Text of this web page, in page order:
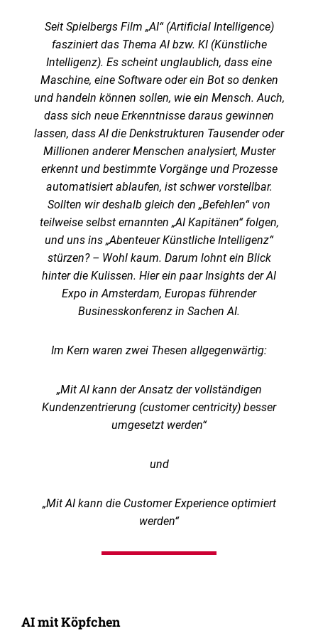
Seit Spielbergs Film „AI“ (Artificial Intelligence)
fasziniert das Thema AI bzw. KI (Künstliche
Intelligenz). Es scheint unglaublich, dass eine
Maschine, eine Software oder ein Bot so denken
und handeln können sollen, wie ein Mensch. Auch,
dass sich neue Erkenntnisse daraus gewinnen
lassen, dass AI die Denkstrukturen Tausender oder
Millionen anderer Menschen analysiert, Muster
erkennt und bestimmte Vorgänge und Prozesse
automatisiert ablaufen, ist schwer vorstellbar.
Sollten wir deshalb gleich den „Befehlen“ von
teilweise selbst ernannten „AI Kapitänen“ folgen,
und uns ins „Abenteuer Künstliche Intelligenz“
stürzen? – Wohl kaum. Darum lohnt ein Blick
hinter die Kulissen. Hier ein paar Insights der AI
Expo in Amsterdam, Europas führender
Businesskonferenz in Sachen AI.
Im Kern waren zwei Thesen allgegenwärtig:
„Mit AI kann der Ansatz der vollständigen
Kundenzentrierung (customer centricity) besser
umgesetzt werden“
und
„Mit AI kann die Customer Experience optimiert
werden“
AI mit Köpfchen